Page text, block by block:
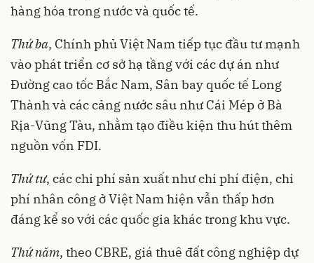
hàng hóa trong nước và quốc tế.
Thứ ba, Chính phủ Việt Nam tiếp tục đầu tư mạnh
vào phát triển cơ sở hạ tầng với các dự án như
Đường cao tốc Bắc Nam, Sân bay quốc tế Long
Thành và các cảng nước sâu như Cái Mép ở Bà
Rịa-Vũng Tàu, nhằm tạo điều kiện thu hút thêm
nguồn vốn FDI.
Thứ tư, các chi phí sản xuất như chi phí điện, chi
phí nhân công ở Việt Nam hiện vẫn thấp hơn
đáng kể so với các quốc gia khác trong khu vực.
Thứ năm, theo CBRE, giá thuê đất công nghiệp dự